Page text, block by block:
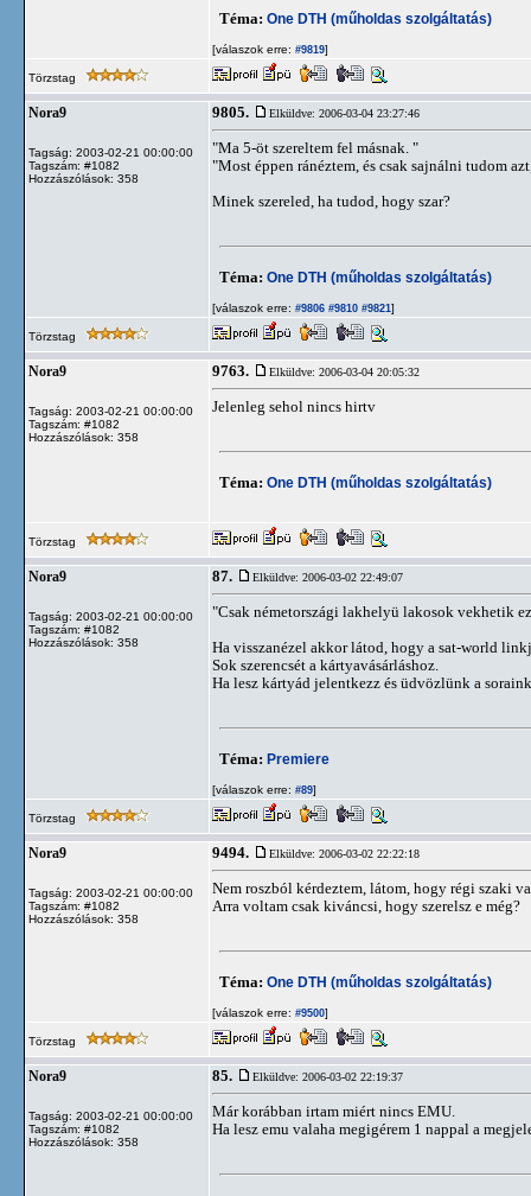
Téma: One DTH (műholdas szolgáltatás)
[válaszok erre: #9819]
Törzstag
Nora9
Tagság: 2003-02-21 00:00:00
Tagszám: #1082
Hozzászólások: 358
9805. Elküldve: 2006-03-04 23:27:46
"Ma 5-öt szereltem fel másnak. "
"Most éppen ránéztem, és csak sajnálni tudom
Minek szereled, ha tudod, hogy szar?
Téma: One DTH (műholdas szolgáltatás)
[válaszok erre: #9806 #9810 #9821]
Törzstag
Nora9
Tagság: 2003-02-21 00:00:00
Tagszám: #1082
Hozzászólások: 358
9763. Elküldve: 2006-03-04 20:05:32
Jelenleg sehol nincs hirtv
Téma: One DTH (műholdas szolgáltatás)
Törzstag
Nora9
Tagság: 2003-02-21 00:00:00
Tagszám: #1082
Hozzászólások: 358
87. Elküldve: 2006-03-02 22:49:07
"Csak németországi lakhelyü lakosok vekhetik
Ha visszanézel akkor látod, hogy a sat-world
Sok szerencsét a kártyavásárláshoz.
Ha lesz kártyád jelentkezz és üdvözlünk a
Téma: Premiere
[válaszok erre: #89]
Törzstag
Nora9
Tagság: 2003-02-21 00:00:00
Tagszám: #1082
Hozzászólások: 358
9494. Elküldve: 2006-03-02 22:22:18
Nem roszból kérdeztem, látom, hogy régi szaki
Arra voltam csak kiváncsi, hogy szerelsz e még?
Téma: One DTH (műholdas szolgáltatás)
[válaszok erre: #9500]
Törzstag
Nora9
Tagság: 2003-02-21 00:00:00
Tagszám: #1082
Hozzászólások: 358
85. Elküldve: 2006-03-02 22:19:37
Már korábban irtam miért nincs EMU.
Ha lesz emu valaha megigérem 1 nappal a